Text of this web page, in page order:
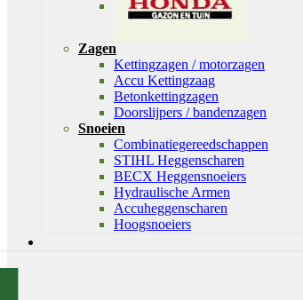
Zagen
Kettingzagen / motorzagen
Accu Kettingzaag
Betonkettingzagen
Doorslijpers / bandenzagen
Snoeien
Combinatiegereedschappen
STIHL Heggenscharen
BECX Heggensnoeiers
Hydraulische Armen
Accuheggenscharen
Hoogsnoeiers